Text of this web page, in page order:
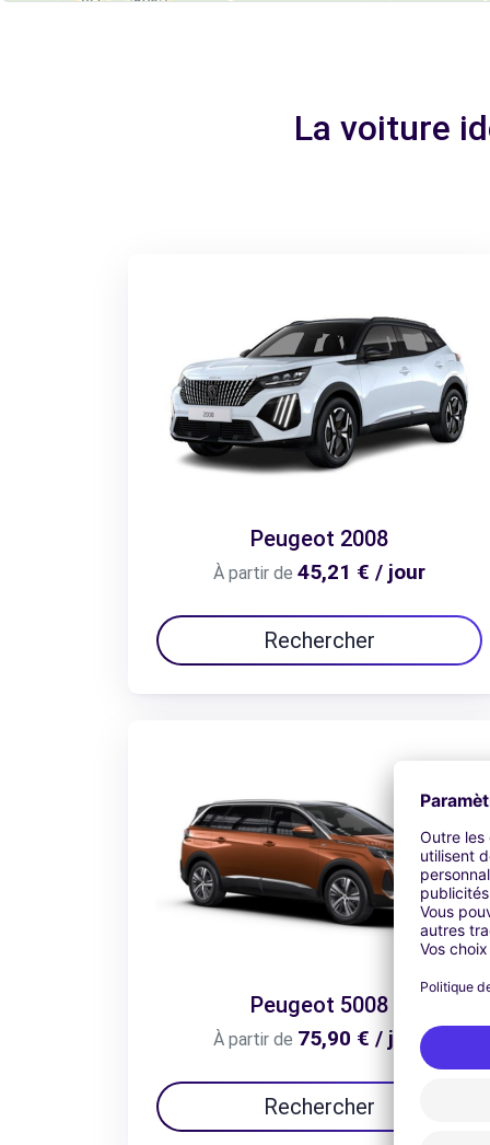
La voiture
Peugeot 2008
À partir de 45,21 € / jour
Rechercher
Peugeot 5008
À partir de 75,90 € / jour
Rechercher